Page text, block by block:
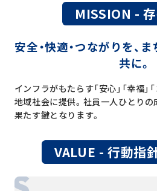
MISSION -
安全・快適・つながりを、ま
共に。
インフラがもたらす「安心」「幸福」
地域社会に提供。 社員一人ひとりの
果たす鍵となります。
VALUE - 行動指針